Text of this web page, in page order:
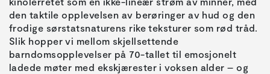
den taktile opplevelsen av berøringer av hud og den
frodige sørstatsnaturens rike teksturer som rød tråd.
Slik hopper vi mellom skjellsettende
barndomsopplevelser på 70-tallet til emosjonelt
ladede møter med ekskjærester i voksen alder – og